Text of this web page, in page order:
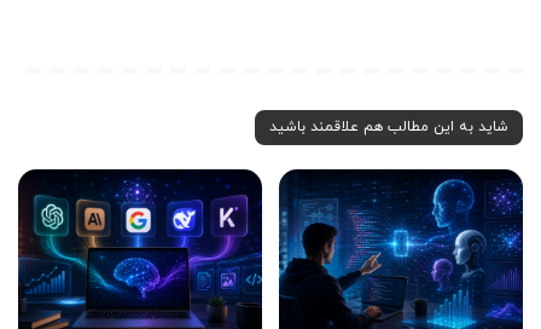
شاید به این مطالب هم علاقمند باشید